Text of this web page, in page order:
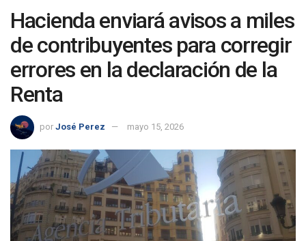
Hacienda enviará avisos a miles
de contribuyentes para corregir
errores en la declaración de la
Renta
por José Perez mayo 15, 2026